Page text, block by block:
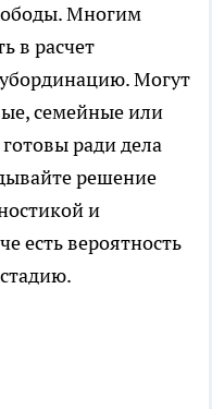
Многим
в расчет
Могут
семейные или
ради дела
решение
и
есть вероятность